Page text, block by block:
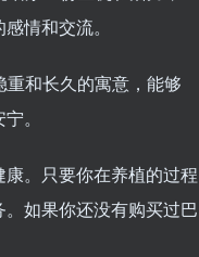
情和交流。
和长久的寓意，能够
。
。只要你在养植的过程
如果你还没有购买过巴